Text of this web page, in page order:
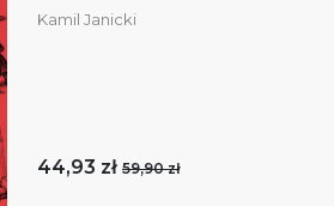
Kamil Janicki
44,93 zł 59,90 zł